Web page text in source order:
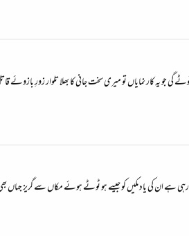
یہ کار نمایاں تو میری سخت جانی کا بھلا تلوار زورِ
جا رہی ہے ان کی یاد مکیں کو جیسے ہو ٹوٹے ہوئے مکاں سے